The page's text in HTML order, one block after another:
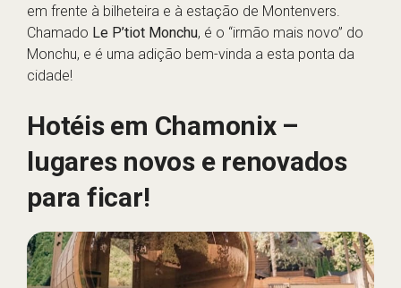
em frente à bilheteira e à estação de Montenvers.
Chamado Le P’tiot Monchu, é o “irmão mais novo” do
Monchu, e é uma adição bem-vinda a esta ponta da
cidade!
Hotéis em Chamonix –
lugares novos e renovados
para ficar!